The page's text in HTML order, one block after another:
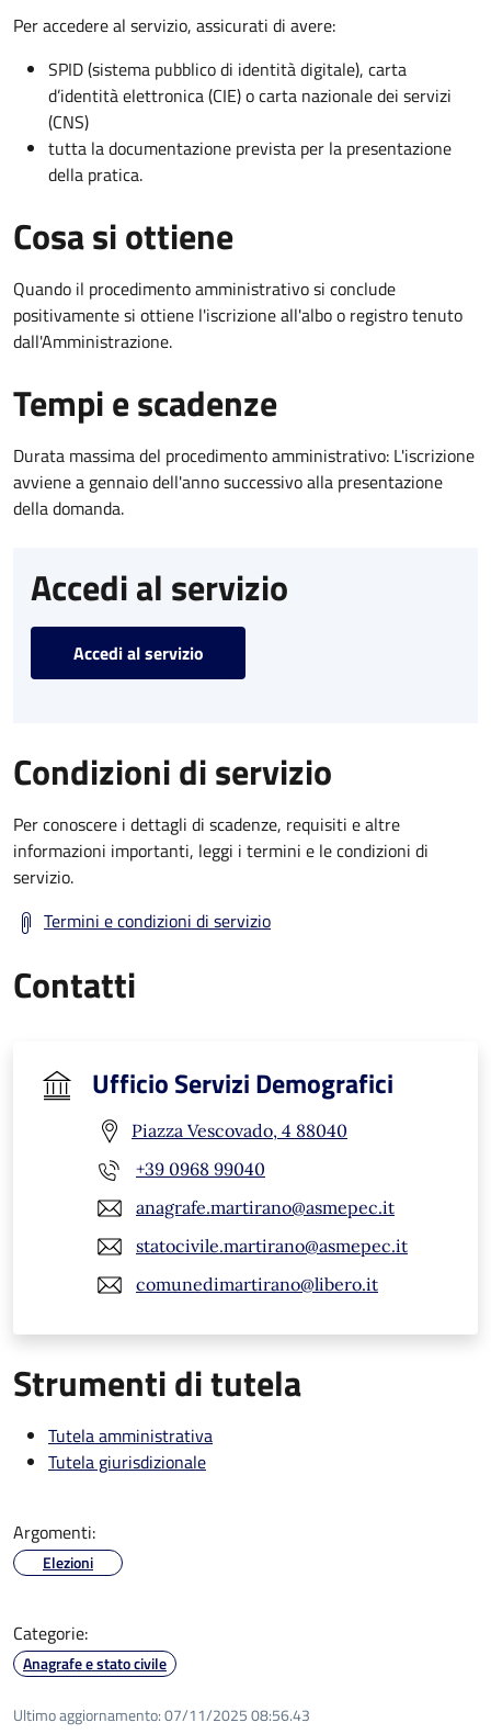
Per accedere al servizio, assicurati di avere:
SPID (sistema pubblico di identità digitale), carta
d’identità elettronica (CIE) o carta nazionale dei servizi
(CNS)
tutta la documentazione prevista per la presentazione
della pratica.
Cosa si ottiene
Quando il procedimento amministrativo si conclude
positivamente si ottiene l'iscrizione all'albo o registro tenuto
dall'Amministrazione.
Tempi e scadenze
Durata massima del procedimento amministrativo: L'iscrizione
avviene a gennaio dell'anno successivo alla presentazione
della domanda.
Accedi al servizio
Accedi al servizio
Condizioni di servizio
Per conoscere i dettagli di scadenze, requisiti e altre
informazioni importanti, leggi i termini e le condizioni di
servizio.
Termini e condizioni di servizio
Contatti
Ufficio Servizi Demografici
Piazza Vescovado, 4 88040
+39 0968 99040
anagrafe.martirano@asmepec.it
statocivile.martirano@asmepec.it
comunedimartirano@libero.it
Strumenti di tutela
Tutela amministrativa
Tutela giurisdizionale
Argomenti:
Elezioni
Categorie:
Anagrafe e stato civile
Ultimo aggiornamento:07/11/2025 08:56.43